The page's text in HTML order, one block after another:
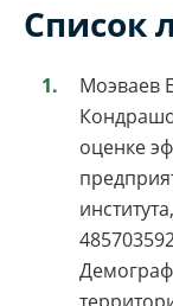
Список
Моэваев
оценке